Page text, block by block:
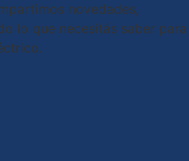
novedades,
lo que necesitás saber para